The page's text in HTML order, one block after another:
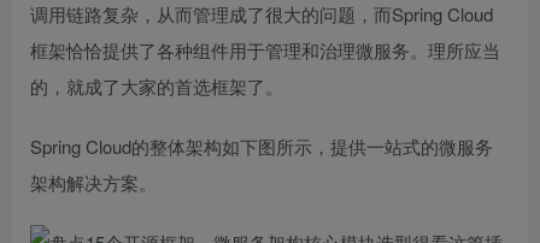
调用链路复杂，从而管理成了很大的问题，而Spring Cloud
框架恰恰提供了各种组件用于管理和治理微服务。理所应当
的，就成了大家的首选框架了。
Spring Cloud的整体架构如下图所示，提供一站式的微服务
架构解决方案。